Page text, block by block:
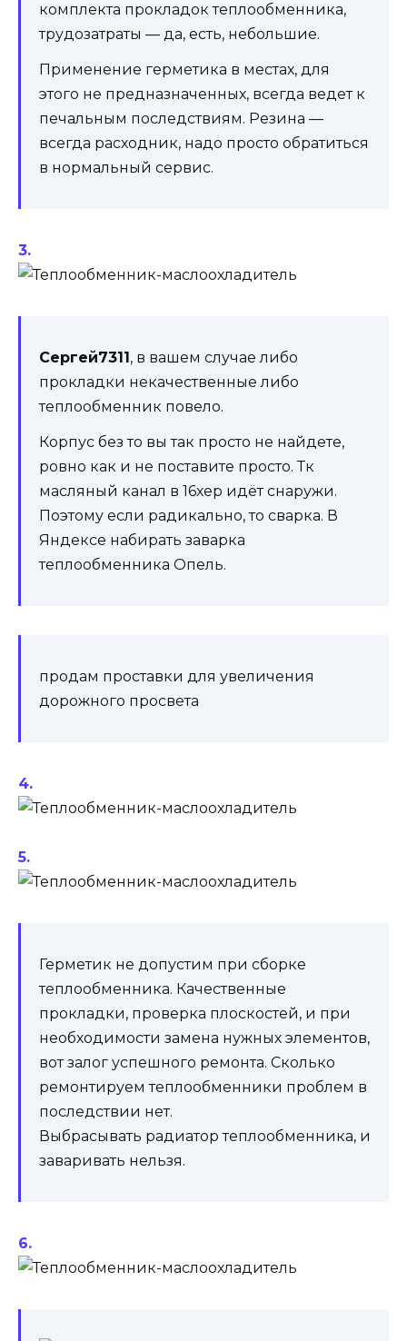
комплекта прокладок теплообменника,
трудозатраты — да, есть, небольшие.
Применение герметика в местах, для
этого не предназначенных, всегда ведет к
печальным последствиям. Резина —
всегда расходник, надо просто обратиться
в нормальный сервис.
Сергей7311, в вашем случае либо
прокладки некачественные либо
теплообменник повело.
Корпус без то вы так просто не найдете,
ровно как и не поставите просто. Тк
масляный канал в 16хер идёт снаружи.
Поэтому если радикально, то сварка. В
Яндексе набирать заварка
теплообменника Опель.
продам проставки для увеличения
дорожного просвета
Герметик не допустим при сборке
теплообменника. Качественные
прокладки, проверка плоскостей, и при
необходимости замена нужных элементов,
вот залог успешного ремонта. Сколько
ремонтируем теплообменники проблем в
последствии нет.
Выбрасывать радиатор теплообменника, и
заваривать нельзя.